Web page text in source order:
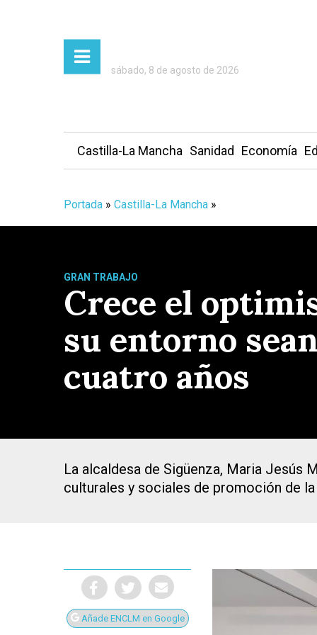
Presiona Intro para buscar o ESC para cerrar
sábado, 8 de agosto de 2026
Castilla-La Mancha Sanidad Economía
Portada » Castilla-La Mancha »
GRAN TRABAJO
Crece el
su entorno
cuatro años
La alcaldesa de Sigüenza, Maria Jesús
culturales y sociales de promoción de
Añade ENCLM en Google